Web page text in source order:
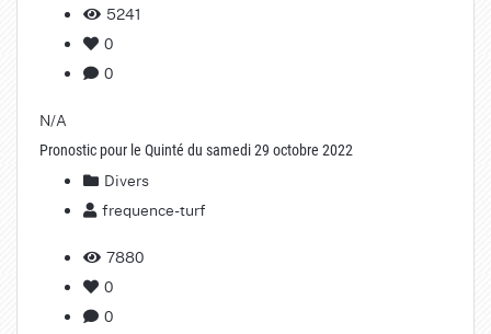
5241
0
0
N/A
Pronostic pour le Quinté du samedi 29 octobre 2022
Divers
frequence-turf
7880
0
0